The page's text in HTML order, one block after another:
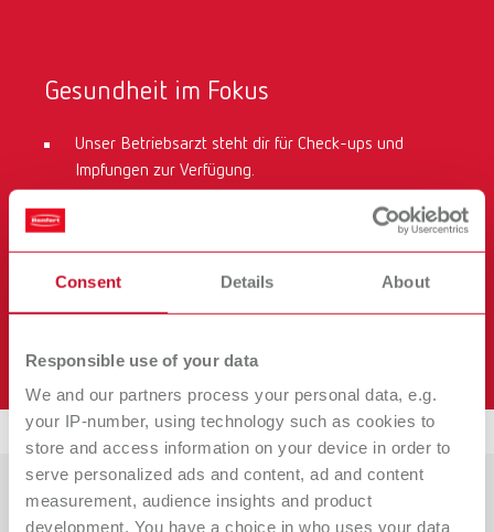
Consent Details About
Responsible use of your data
We and our partners process your personal data, e.g.
your IP-number, using technology such as cookies to
store and access information on your device in order to
serve personalized ads and content, ad and content
measurement, audience insights and product
development. You have a choice in who uses your data
Gesundheit im Fokus
Unser Betriebsarzt steht dir für Check-ups und
Impfungen zur Verfügung.
Genieße ergonomische Arbeitsplätze sowie
Nach zwei Jahren Betriebszugehörigkeit profitierst
Zuschuss von 300 €.